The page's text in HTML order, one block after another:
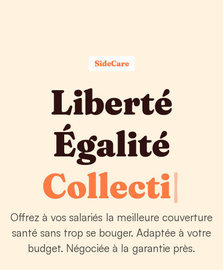
SideCare
Liberté
Égalité
Collectivité
Offrez à vos salariés la meilleure couverture
santé sans trop se bouger. Adaptée à votre
budget. Négociée à la garantie près.